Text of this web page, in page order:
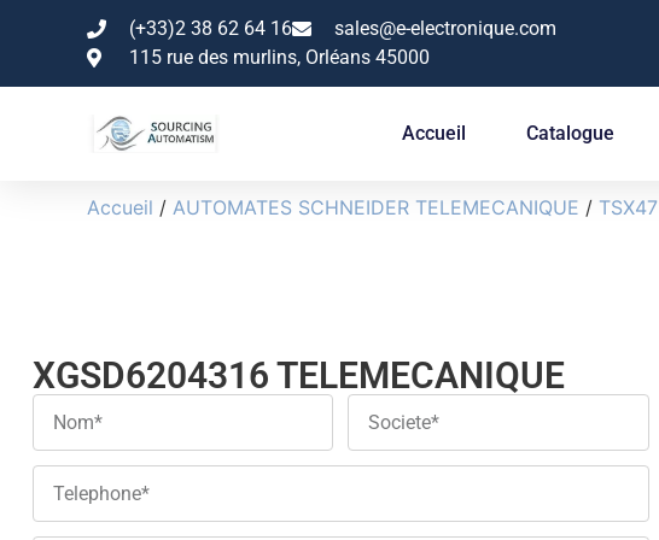
(+33)2 38 62 64 16
sales@e-electronique.com
115 rue des murlins, Orléans 45000
Accueil Catalogue
Accueil / AUTOMATES SCHNEIDER TELEMECANIQUE / TSX47
XGSD6204316 TELEMECANIQUE